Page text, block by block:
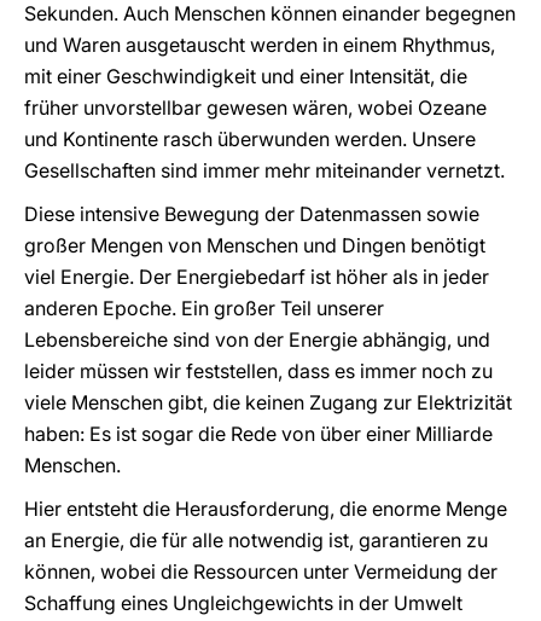
Sekunden. Auch Menschen können einander begegnen
und Waren ausgetauscht werden in einem Rhythmus,
mit einer Geschwindigkeit und einer Intensität, die
früher unvorstellbar gewesen wären, wobei Ozeane
und Kontinente rasch überwunden werden. Unsere
Gesellschaften sind immer mehr miteinander vernetzt.
Diese intensive Bewegung der Datenmassen sowie
großer Mengen von Menschen und Dingen benötigt
viel Energie. Der Energiebedarf ist höher als in jeder
anderen Epoche. Ein großer Teil unserer
Lebensbereiche sind von der Energie abhängig, und
leider müssen wir feststellen, dass es immer noch zu
viele Menschen gibt, die keinen Zugang zur Elektrizität
haben: Es ist sogar die Rede von über einer Milliarde
Menschen.
Hier entsteht die Herausforderung, die enorme Menge
an Energie, die für alle notwendig ist, garantieren zu
können, wobei die Ressourcen unter Vermeidung der
Schaffung eines Ungleichgewichts in der Umwelt